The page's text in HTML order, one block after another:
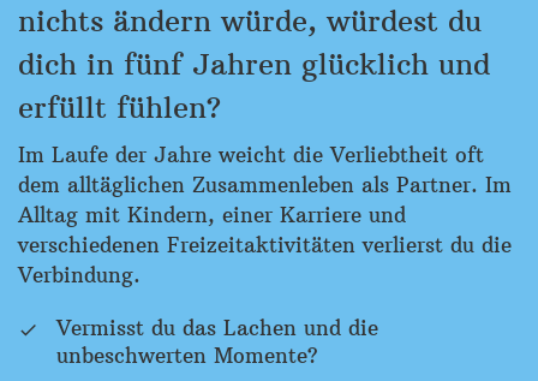
nichts ändern würde, würdest du
dich in fünf Jahren glücklich und
erfüllt fühlen?
Im Laufe der Jahre weicht die Verliebtheit oft
dem alltäglichen Zusammenleben als Partner. Im
Alltag mit Kindern, einer Karriere und
verschiedenen Freizeitaktivitäten verlierst du die
Verbindung.
Vermisst du das Lachen und die
unbeschwerten Momente?